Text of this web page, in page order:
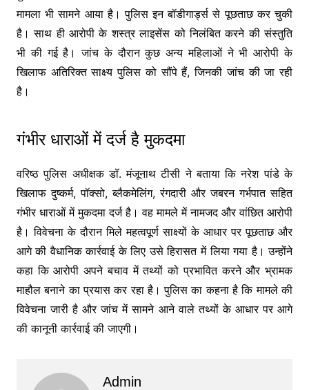
मामला भी सामने आया है। पुलिस इन बॉडीगार्ड्स से पूछताछ कर चुकी
है। साथ ही आरोपी के शस्त्र लाइसेंस को निलंबित करने की संस्तुति
भी की गई है। जांच के दौरान कुछ अन्य महिलाओं ने भी आरोपी के
खिलाफ अतिरिक्त साक्ष्य पुलिस को सौंपे हैं, जिनकी जांच की जा रही
है।
गंभीर धाराओं में दर्ज है मुकदमा
वरिष्ठ पुलिस अधीक्षक डॉ. मंजूनाथ टीसी ने बताया कि नरेश पांडे के
खिलाफ दुष्कर्म, पॉक्सो, ब्लैकमेलिंग, रंगदारी और जबरन गर्भपात सहित
गंभीर धाराओं में मुकदमा दर्ज है। वह मामले में नामजद और वांछित आरोपी
है। विवेचना के दौरान मिले महत्वपूर्ण साक्ष्यों के आधार पर पूछताछ और
आगे की वैधानिक कार्रवाई के लिए उसे हिरासत में लिया गया है। उन्होंने
कहा कि आरोपी अपने बचाव में तथ्यों को प्रभावित करने और भ्रामक
माहौल बनाने का प्रयास कर रहा है। पुलिस का कहना है कि मामले की
विवेचना जारी है और जांच में सामने आने वाले तथ्यों के आधार पर आगे
की कानूनी कार्रवाई की जाएगी।
Admin